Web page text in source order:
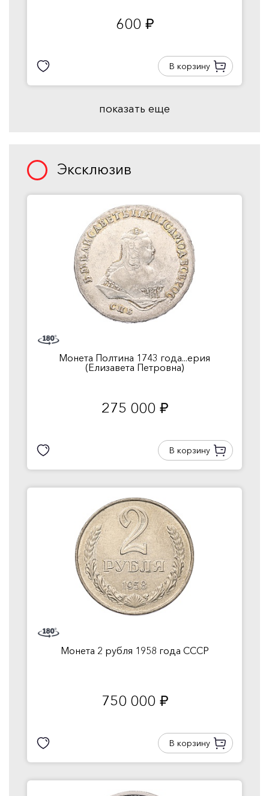
600 руб.
В корзину
показать еще
Эксклюзив
Монета Полтина 1743 года...ерия
(Елизавета Петровна)
275 000 руб.
В корзину
Монета 2 рубля 1958 года СССР
750 000 руб.
В корзину